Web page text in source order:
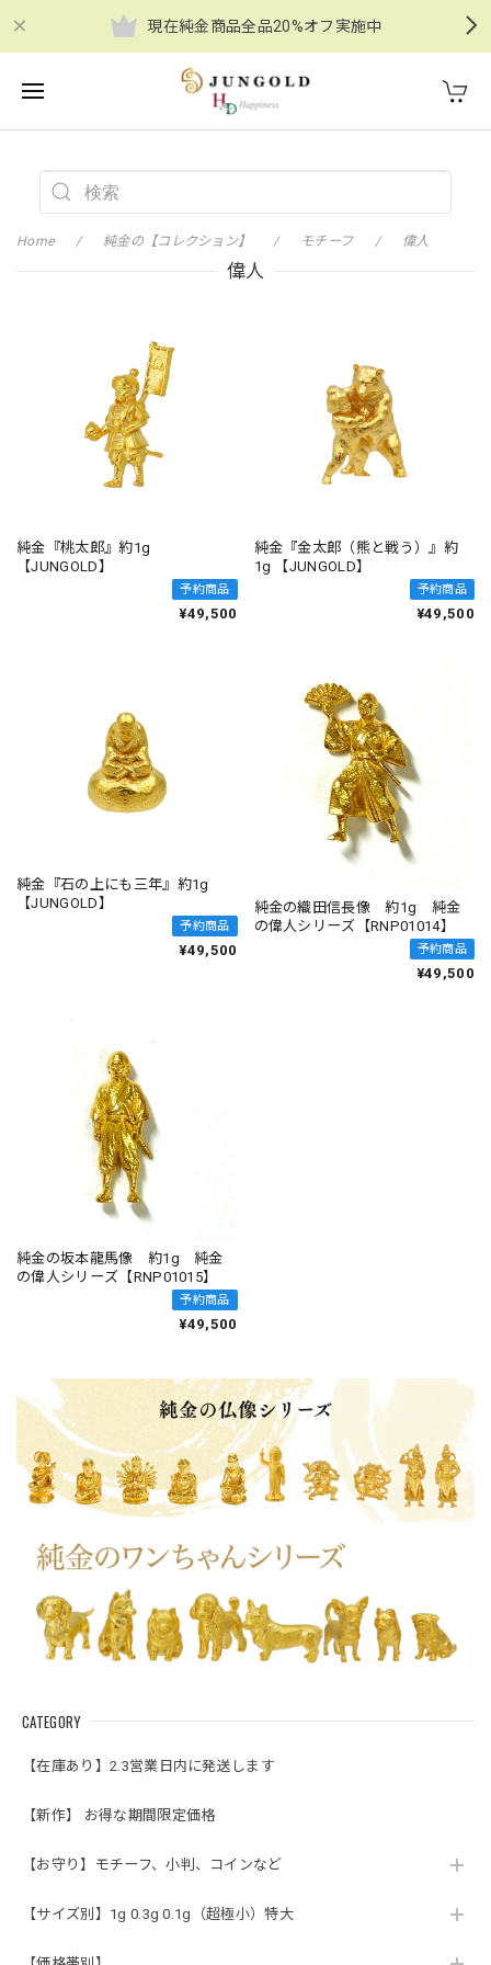
現在純金商品全品20%オフ実施中
CATEGORY
【在庫あり】2.3営業日内に発送します
【新作】 お得な期間限定価格
【お守り】モチーフ、小判、コインなど
【サイズ別】1g 0.3g 0.1g（超極小）特大
Home 純金の【コレクション】 モチーフ 偉人
偉人
純金『桃太郎』約1g
【JUNGOLD】
予約商品
¥49,500
純金『金太郎（熊と戦う）』約
1g 【JUNGOLD】
予約商品
¥49,500
純金『石の上にも三年』約1g
【JUNGOLD】
予約商品
¥49,500
純金の織田信長像 約1g 純金
の偉人シリーズ【RNP01014】
予約商品
¥49,500
純金の坂本龍馬像 約1g 純金
の偉人シリーズ【RNP01015】
予約商品
¥49,500